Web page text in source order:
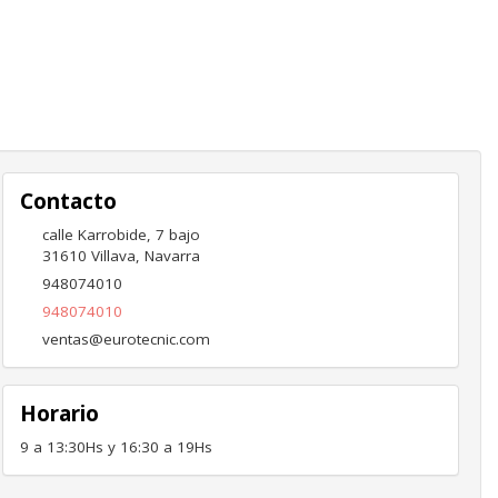
Contacto
calle Karrobide, 7 bajo
31610 Villava Navarra
948074010
948074010
ventas@eurotecnic.com
Horario
9 a 13:30Hs y 16:30 a 19Hs